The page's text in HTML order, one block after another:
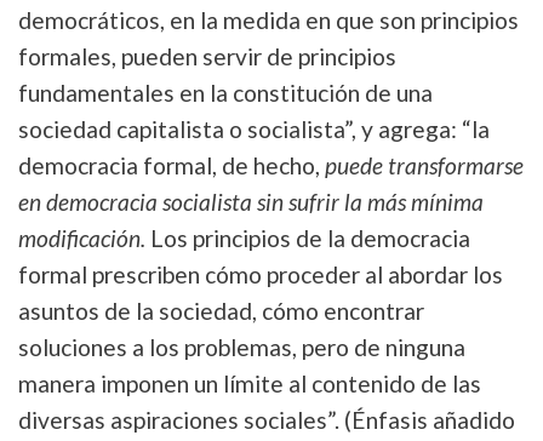
democráticos, en la medida en que son principios
formales, pueden servir de principios
fundamentales en la constitución de una
sociedad capitalista o socialista”, y agrega: “la
democracia formal, de hecho, puede transformarse
en democracia socialista sin sufrir la más mínima
modificación. Los principios de la democracia
formal prescriben cómo proceder al abordar los
asuntos de la sociedad, cómo encontrar
soluciones a los problemas, pero de ninguna
manera imponen un límite al contenido de las
diversas aspiraciones sociales”. (Énfasis añadido